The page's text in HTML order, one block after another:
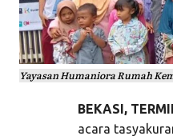
Yayasan Humaniora Rumah
BEKASI,
acara